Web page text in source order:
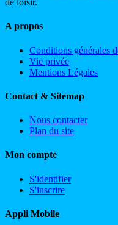
de loisir.
A propos
Conditions générales
Vie privée
Mentions Légales
Contact & Sitemap
Nous contacter
Plan du site
Mon compte
S'identifier
S'inscrire
Appli Mobile